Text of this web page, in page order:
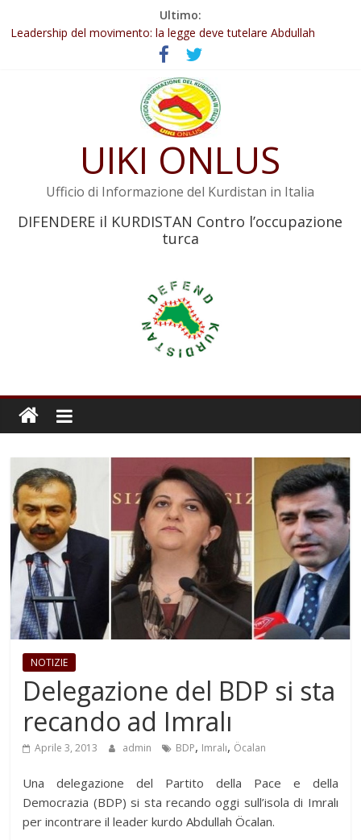
Ultimo:
Abdullah Öcalan: Le legge negativa deve essere trasformata in
legge positiva
Leadership del movimento: la legge deve tutelare Abdullah
Commissione donne del KNK: Şengal è di nuovo sotto minaccia
Non tenere conto della situazione di Rêber Apo ostacolerebbe
Il KNK chiede un’azione internazionale contro i crimini di guerra
UIKI ONLUS
Ufficio di Informazione del Kurdistan in Italia
DIFENDERE il KURDISTAN Contro l’occupazione
turca
NOTIZIE
Delegazione del BDP si sta
recando ad Imralı
Aprile 3, 2013 admin BDP, Imralı, Öcalan
Una delegazione del Partito della Pace e della
Democrazia (BDP) si sta recando oggi sull’isola di Imralı
per incontrare il leader kurdo Abdullah Öcalan.